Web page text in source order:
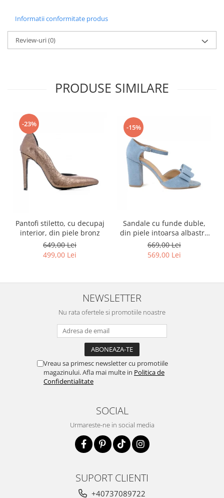
Informatii conformitate produs
Review-uri(0)
PRODUSE SIMILARE
-23%
Pantofi stiletto, cu decupaj
interior, din piele bronz
649,00 Lei
499,00 Lei
-15%
Sandale cu funde duble,
din piele intoarsa albastru
deschis
669,00 Lei
569,00 Lei
NEWSLETTER
Nu rata ofertele si promotiile noastre
Vreau sa primesc newsletter cu promotiile
magazinului. Afla mai multe in Politica de
Confidentialitate
SOCIAL
Urmareste-ne in social media
SUPORT CLIENTI
+40737089722